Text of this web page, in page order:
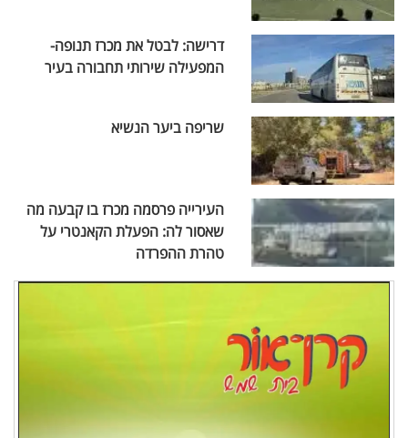
דרישה: לבטל את מכרז תנופה-
המפעילה שירותי תחבורה בעיר
שריפה ביער הנשיא
העירייה פרסמה מכרז בו קבעה מה
שאסור לה: הפעלת הקאנטרי על
טהרת ההפרדה